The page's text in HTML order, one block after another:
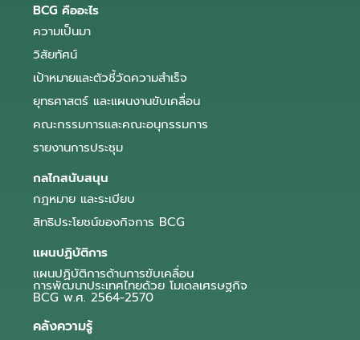
BCG คืออะไร
ความเป็นมา
วิสัยทัศน์
เป้าหมายและตัวชี้วัดความสำเร็จ
ยุทธศาสตร์ และแผนงานขับเคลื่อน
คณะกรรมการและคณะอนุกรรมการ
รายงานการประชุม
กลไกสนับสนุน
กฎหมาย และระเบียบ
สิทธิประโยชน์ของกิจการ BCG
แผนปฏิบัติการ
แผนปฏิบัติการด้านการขับเคลื่อน
การพัฒนาประเทศไทยด้วย โมเดลเศรษฐกิจ
BCG พ.ศ. 2564-2570
คลังความรู้